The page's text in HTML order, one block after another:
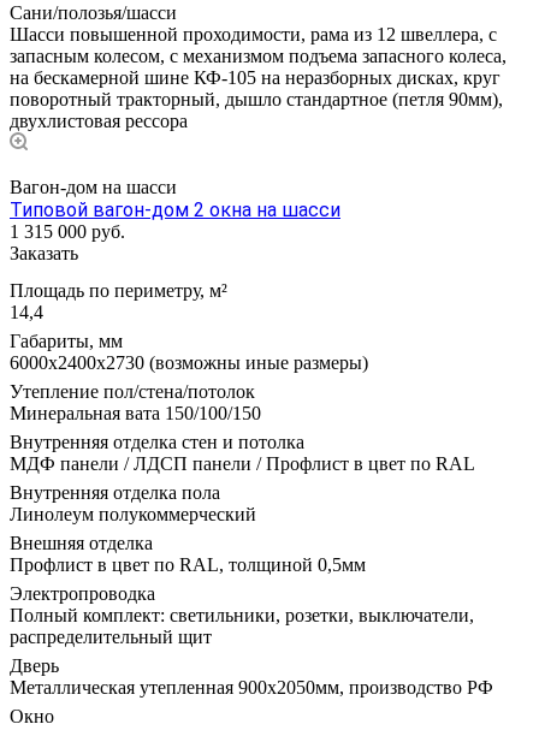
Сани/полозья/шасси
Шасси повышенной проходимости, рама из 12 швеллера, с
запасным колесом, с механизмом подъема запасного колеса,
на бескамерной шине КФ-105 на неразборных дисках, круг
поворотный тракторный, дышло стандартное (петля 90мм),
двухлистовая рессора
Вагон-дом на шасси
Типовой вагон-дом 2 окна на шасси
1 315 000 руб.
Заказать
Площадь по периметру, м²
14,4
Габариты, мм
6000х2400х2730 (возможны иные размеры)
Утепление пол/стена/потолок
Минеральная вата 150/100/150
Внутренняя отделка стен и потолка
МДФ панели / ЛДСП панели / Профлист в цвет по RAL
Внутренняя отделка пола
Линолеум полукоммерческий
Внешняя отделка
Профлист в цвет по RAL, толщиной 0,5мм
Электропроводка
Полный комплект: светильники, розетки, выключатели,
распределительный щит
Дверь
Металлическая утепленная 900х2050мм, производство РФ
Окно